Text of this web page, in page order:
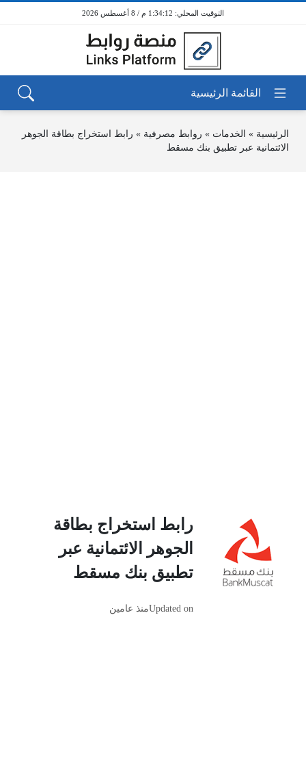
1:34:12 م / 8 أغسطس 2026
الرئيسية » الخدمات » روابط مصرفية » رابط استخراج بطاقة الجوهر
الائتمانية عبر تطبيق بنك مسقط
رابط استخراج بطاقة
الجوهر الائتمانية عبر
تطبيق بنك مسقط
Updated onمنذ عامين